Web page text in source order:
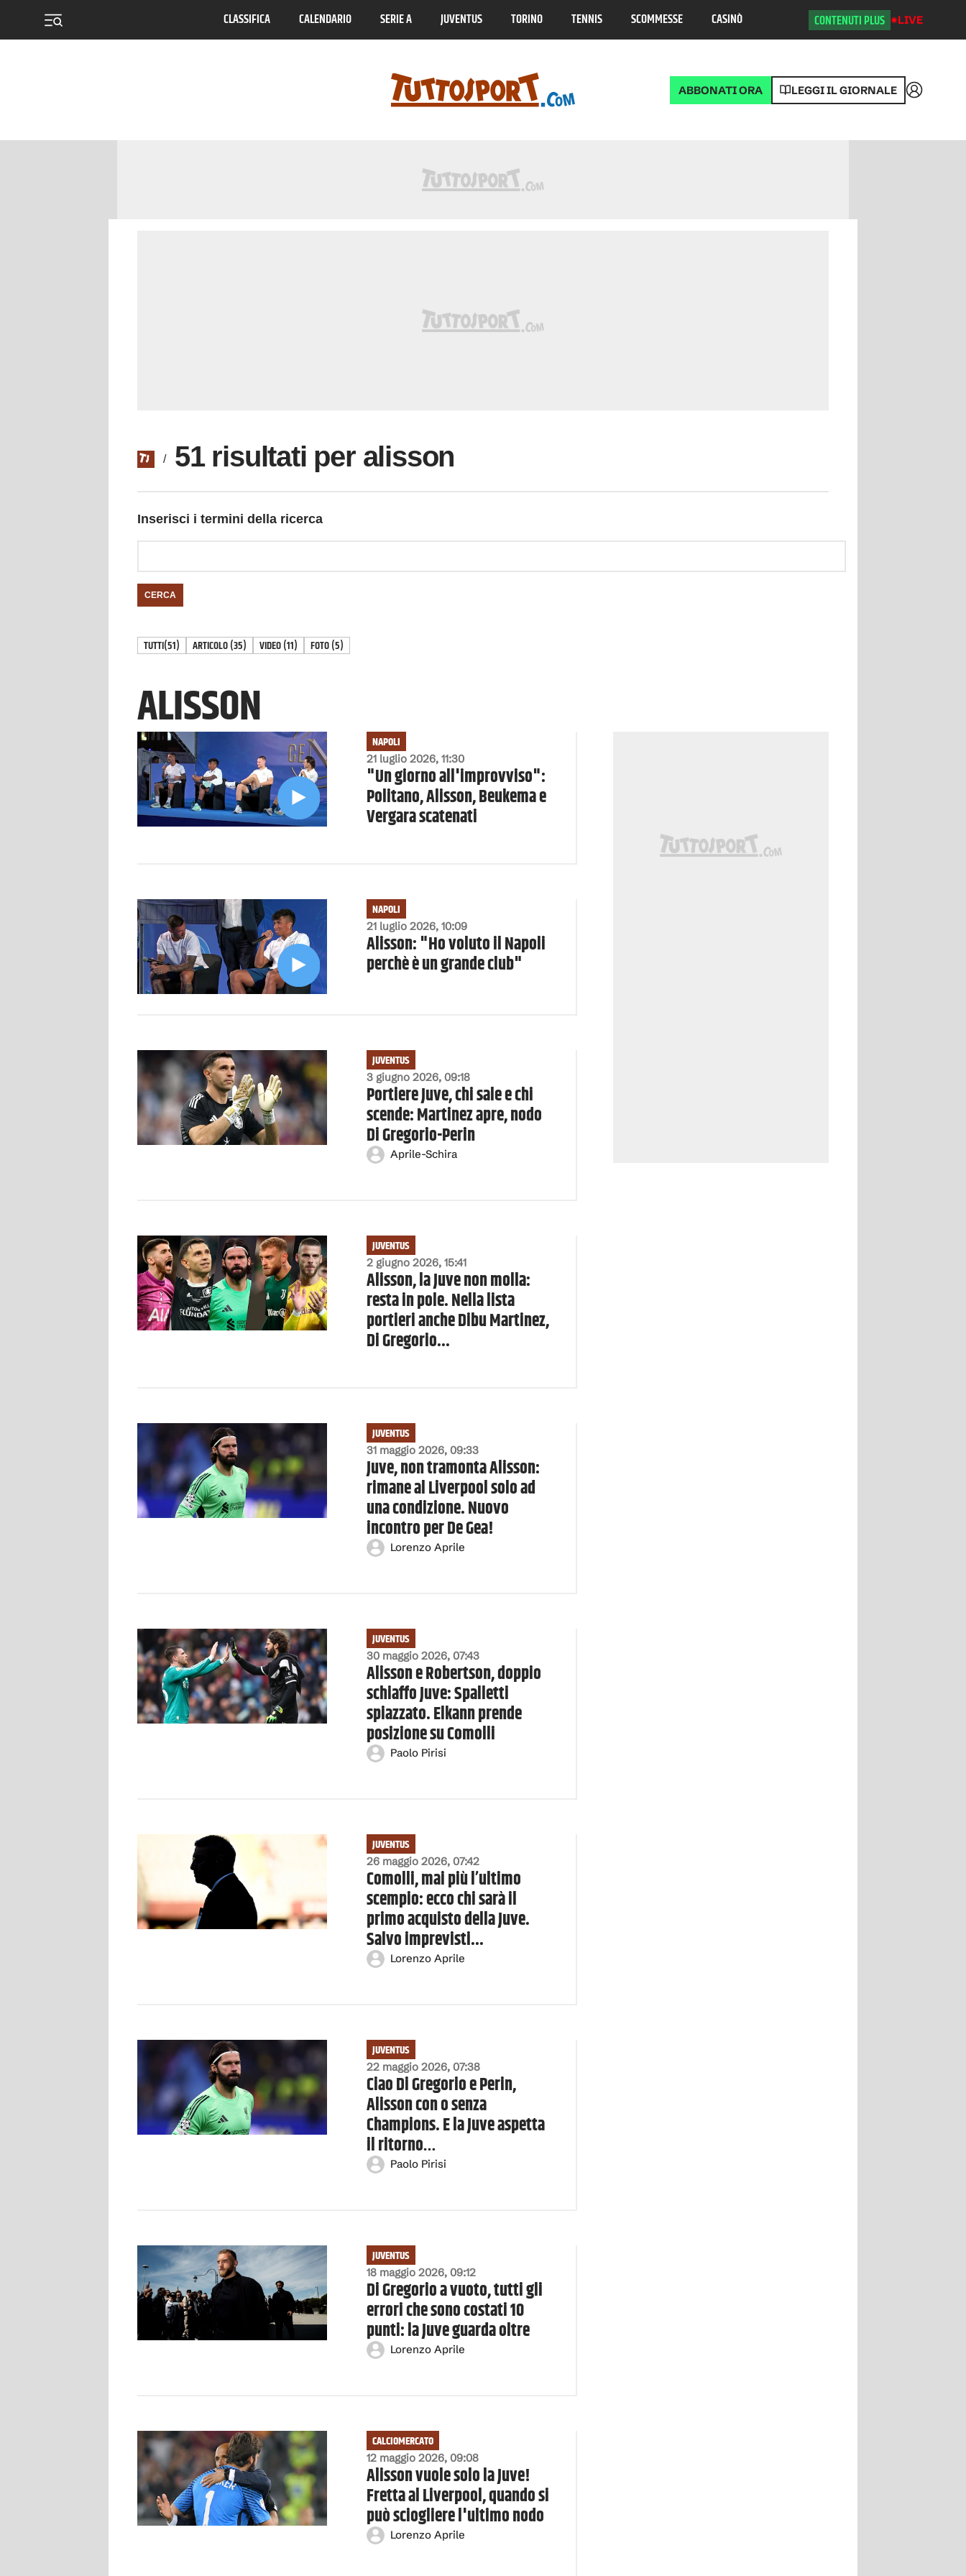
CLASSIFICA CALENDARIO SERIE A JUVENTUS TORINO TENNIS SCOMMESSE CASINÒ CONTENUTI PLUS LIVE
ABBONATI ORA LEGGI IL GIORNALE Accedi
/ 51 risultati per alisson
Inserisci i termini della ricerca
CERCA
TUTTI(51) ARTICOLO(35) VIDEO(11) FOTO(5)
ALISSON
21 luglio 2026, 11:30
NAPOLI
"Un giorno all'improvviso":
Politano, Alisson, Beukema e
Vergara scatenati
21 luglio 2026, 10:09
NAPOLI
Alisson: "Ho voluto il Napoli
perchè è un grande club"
3 giugno 2026, 09:18
JUVENTUS
Portiere Juve, chi sale e chi
scende: Martinez apre, nodo
Di Gregorio-Perin
Aprile-Schira
2 giugno 2026, 15:41
JUVENTUS
Alisson, la Juve non molla:
resta in pole. Nella lista
portieri anche Dibu Martinez,
Di Gregorio...
31 maggio 2026, 09:33
JUVENTUS
Juve, non tramonta Alisson:
rimane al Liverpool solo ad
una condizione. Nuovo
incontro per De Gea!
Lorenzo Aprile
30 maggio 2026, 07:43
JUVENTUS
Alisson e Robertson, doppio
schiaffo Juve: Spalletti
spiazzato. Elkann prende
posizione su Comolli
Paolo Pirisi
26 maggio 2026, 07:42
JUVENTUS
Comolli, mai più l’ultimo
scempio: ecco chi sarà il
primo acquisto della Juve.
Salvo imprevisti...
Lorenzo Aprile
22 maggio 2026, 07:38
JUVENTUS
Ciao Di Gregorio e Perin,
Alisson con o senza
Champions. E la Juve aspetta
il ritorno…
Paolo Pirisi
18 maggio 2026, 09:12
JUVENTUS
Di Gregorio a vuoto, tutti gli
errori che sono costati 10
punti: la Juve guarda oltre
Lorenzo Aprile
12 maggio 2026, 09:08
CALCIOMERCATO
Alisson vuole solo la Juve!
Fretta al Liverpool, quando si
può sciogliere l'ultimo nodo
Lorenzo Aprile